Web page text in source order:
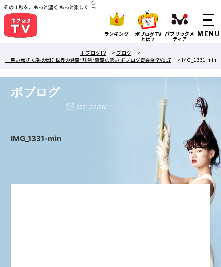
その１秒を、もっと濃く もっと楽しく
ランキング ボブログTV
とは？
パブリックメ
ディア
ボブログTV
> ブログ
>
笑い転げて腸捻転!? 世界の迷盤･珍盤･奇盤の誘い ボブログ音楽食堂Vol.7
> IMG_1331-min
ボブログ
2021/02/26/
IMG_1331-min